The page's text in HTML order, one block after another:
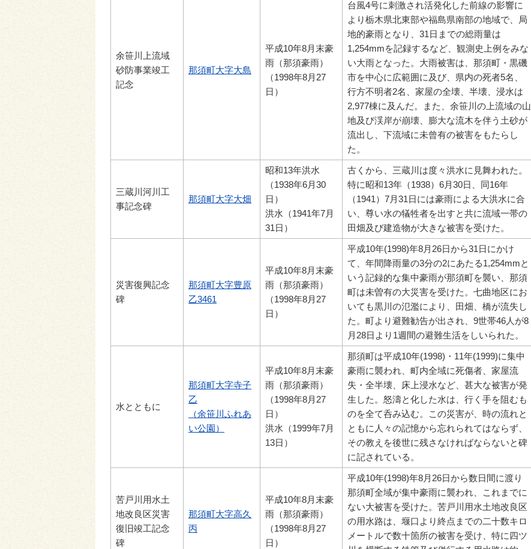
余笹川上流域
砂防事業竣工
記念
那須町大字大島
平成10年8月末豪
雨（那須豪雨）
（1998年8月27
日）
台風4号に刺激され活発化した前線の影響に
より栃木県北東部や福島県南部の地域で、局
地的豪雨となり、31日までの総雨量は
1,254mmを記録するなど、観測史上例をみな
い大雨となった。大雨被害は、那須町・黒磯
市を中心に広範囲に及び、県内の死者5名、
行方不明者2名、家屋の全壊、半壊、浸水は
2,977棟に及んだ。また、余笹川の上流域の山
地及び渓岸が崩壊、膨大な流木を伴う土砂が
流出し、下流域に未曾有の被害をもたらし
た。
三蔵川河川工
事記念碑
那須町大字大畑
昭和13年洪水
（1938年6月30
日）
洪水（1941年7月
31日）
古くから、三蔵川は度々洪水に見舞われた。
特に昭和13年（1938）6月30日、同16年
（1941）7月31日には豪雨による大洪水に合
い、尊い水の犠牲者を出すと共に流域一帯の
田畑及び建造物が大きな被害を受けた。
災害復興記念
碑
那須町大字豊原
乙3461
平成10年8月末豪
雨（那須豪雨）
（1998年8月27
日）
平成10年(1998)年8月26日から31日にかけ
て、年間降雨量の3分の2にあたる1,254mmと
いう記録的な集中豪雨が那須町を襲い、那須
町は未曽有の大災害を受けた。七曲地区にお
いても黒川の氾濫により、田畑、橋が流失し
た。町より避難勧告が出され、9世帯46人が8
月28日より1週間の避難生活をしいられた。
水とともに
那須町大字寺子
乙
（余笹川ふれあ
い公園）
平成10年8月末豪
雨（那須豪雨）
（1998年8月27
日）
洪水（1999年7月
13日）
那須町は平成10年(1998)・11年(1999)に集中
豪雨に襲われ、町内全域に死傷者、家屋流
失・全半壊、床上浸水など、甚大な被害が発
生した。怒濤と化した水は、行く手を阻むも
のを全て呑み込む。この災害が、時の流れと
ともに人々の記憶から忘れられてはならず、
その教えを後世に残さなければならないと碑
に記されている。
苦戸川用水土
地改良区災害
復旧竣工記念
碑
那須町大字高久
丙
平成10年8月末豪
雨（那須豪雨）
（1998年8月27
日）
平成10年(1998)年8月26日から数日間に渡り
那須町全域が集中豪雨に襲われ、これまでに
ない大被害を受けた。苦戸川用水土地改良区
の用水路は、堰口より終点までの二十数キロ
メートルで数十箇所の被害を受け、特に四ツ